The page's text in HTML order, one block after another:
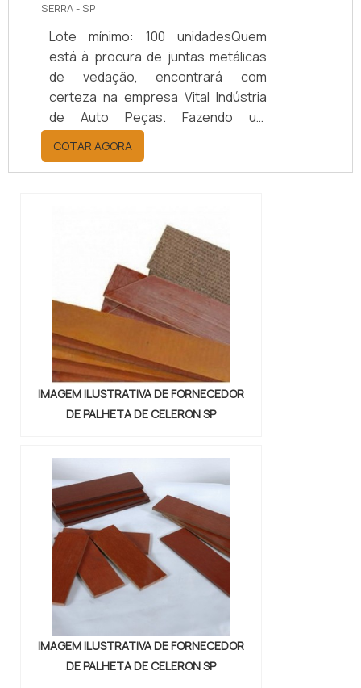
SERRA - SP
Lote mínimo: 100 unidadesQuem
está à procura de juntas metálicas
de vedação, encontrará com
certeza na empresa Vital Indústria
de Auto Peças. Fazendo um
orçamento por meio da maior
empresa da área, é possível achar a
sofisticação, qualidade e preço
vedação, com a melhor mão de obra
da Vital Indústria de Auto Peças, o
cliente receberá ótima qualidade
com responsabilidade ambient...
COTAR AGORA
IMAGEM ILUSTRATIVA DE FORNECEDOR
DE PALHETA DE CELERON SP
IMAGEM ILUSTRATIVA DE FORNECEDOR
DE PALHETA DE CELERON SP